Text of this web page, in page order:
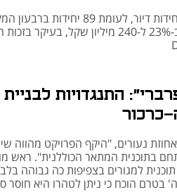
החברה מכרה ברבעון הראשון 73 יחידות דיור, לעומת 89
התמורה הכוללת בעסקאות קפצה ב-23% ל-240 מיליון שקל,
התנגדויות לבניית
נעורים, "היקף הפרויקט מהווה
בתוכנית המתאר הכוללנית". ראש
למגורים בצפיפות כה גבוהה
בטרם הוכח כי ניתן לטהרו היא חוסר